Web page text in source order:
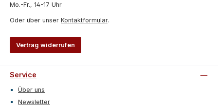
Mo.-Fr., 14-17 Uhr
Oder über unser Kontaktformular.
Vertrag widerrufen
Service
Über uns
Newsletter